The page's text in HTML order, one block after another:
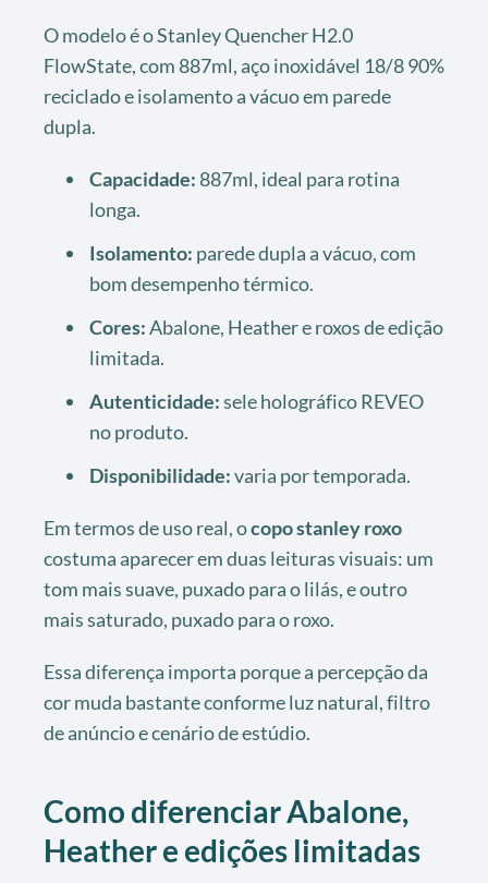
O modelo é o Stanley Quencher H2.0
FlowState, com 887ml, aço inoxidável 18/8 90%
reciclado e isolamento a vácuo em parede
dupla.
Capacidade: 887ml, ideal para rotina
longa.
Isolamento: parede dupla a vácuo, com
bom desempenho térmico.
Cores:Abalone, Heather e roxos de edição
limitada.
Autenticidade:sele holográfico REVEO
no produto.
Disponibilidade:varia por temporada.
Em termos de uso real, ocopo stanley roxo
costuma aparecer em duas leituras visuais: um
tom mais suave, puxado para o lilás, e outro
mais saturado, puxado para o roxo.
Essa diferença importa porque a percepção da
cor muda bastante conforme luz natural, filtro
de anúncio e cenário de estúdio.
Como diferenciar Abalone,
Heather e edições limitadas